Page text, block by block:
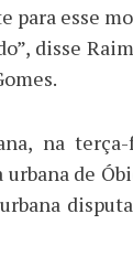
para esse
disse
na
de